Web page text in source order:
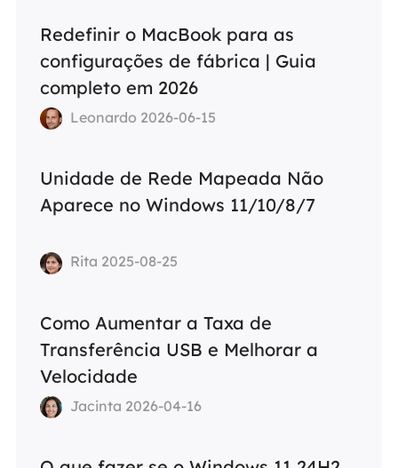
Redefinir o MacBook para as
configurações de fábrica | Guia
completo em 2026
Leonardo 2026-06-15
Unidade de Rede Mapeada Não
Aparece no Windows 11/10/8/7
Rita 2025-08-25
Como Aumentar a Taxa de
Transferência USB e Melhorar a
Velocidade
Jacinta 2026-04-16